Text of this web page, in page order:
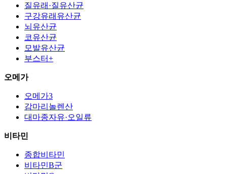
질유래·질유산균
구강유래유산균
뇌유산균
코유산균
모발유산균
부스터+
오메가
오메가3
감마리놀렌산
대마종자유·오일류
비타민
종합비타민
비타민B군